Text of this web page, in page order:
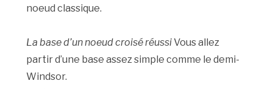
noeud classique.
La base d’un noeud croisé réussiVous allez
partir d’une base assez simple comme le demi-
Windsor.